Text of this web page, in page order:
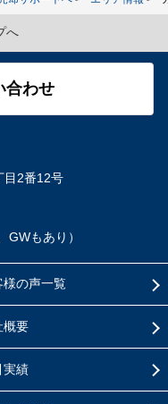
へ
合わせ
目2番12号
もあり）
様の声一覧
概要
実績